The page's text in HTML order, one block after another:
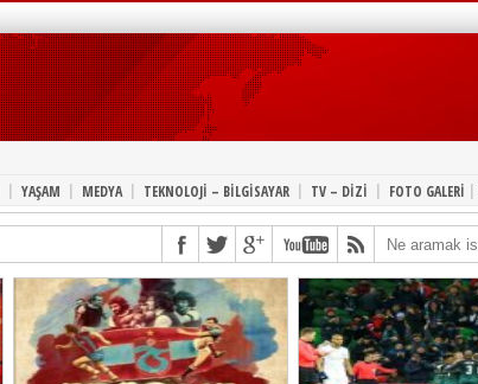
| YAŞAM | MEDYA | TEKNOLOJİ – BİLGİSAYAR | TV – DİZİ | FOTO GALERİ |